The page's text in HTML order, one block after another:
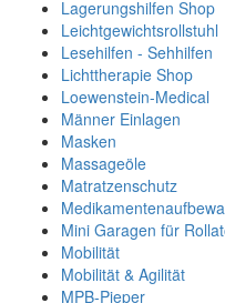
Lagerungshilfen Shop
Leichtgewichtsrollstuhl
Lesehilfen - Sehhilfen
Lichttherapie Shop
Loewenstein-Medical
Männer Einlagen
Masken
Massageöle
Matratzenschutz
Mini Garagen für
Mobilität
Mobilität & Agilität
MPB-Pieper